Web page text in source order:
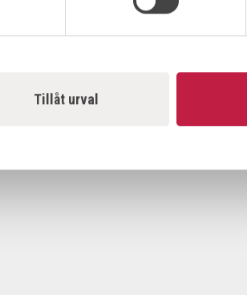
Tillåt urval